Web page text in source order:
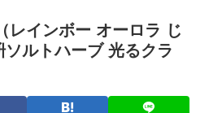
レインボー オーロラ じ
ルトハーブ 光るクラ